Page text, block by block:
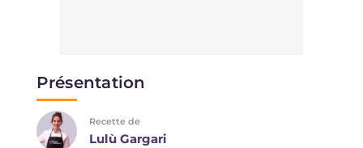
Présentation
Recette de
Lulù Gargari